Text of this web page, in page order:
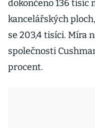
dokončeno 136
kancelářských
se 203,4 tisíci. Míra
společnosti
procent.